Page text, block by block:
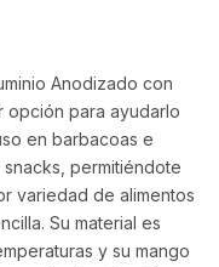
Anodizado con
opción para ayudarlo
en barbacoas e
permitiéndote
variedad de alimentos
Su material es
y su mango